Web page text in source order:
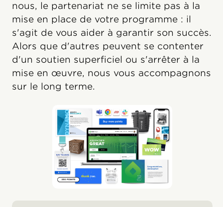
nous, le partenariat ne se limite pas à la
mise en place de votre programme : il
s'agit de vous aider à garantir son succès.
Alors que d'autres peuvent se contenter
d'un soutien superficiel ou s'arrêter à la
mise en œuvre, nous vous accompagnons
sur le long terme.